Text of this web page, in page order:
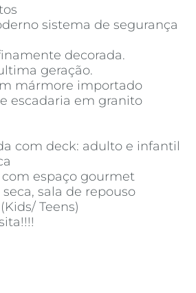
sistema de segurança
decorada.
geração.
mármore importado
escadaria em granito
com deck: adulto e infantil
com espaço gourmet
sala de repouso
Teens)